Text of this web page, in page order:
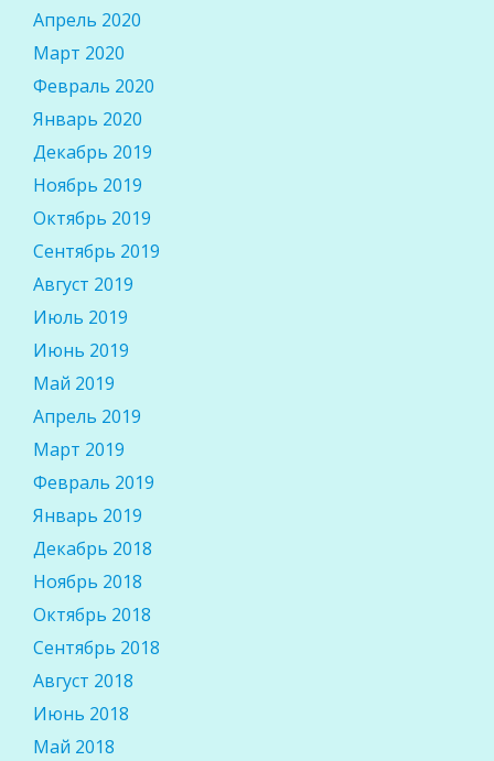
Апрель 2020
Март 2020
Февраль 2020
Январь 2020
Декабрь 2019
Ноябрь 2019
Октябрь 2019
Сентябрь 2019
Август 2019
Июль 2019
Июнь 2019
Май 2019
Апрель 2019
Март 2019
Февраль 2019
Январь 2019
Декабрь 2018
Ноябрь 2018
Октябрь 2018
Сентябрь 2018
Август 2018
Июнь 2018
Май 2018